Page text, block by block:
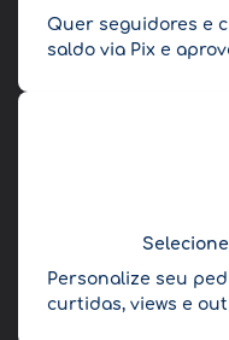
Quer seguidores e
saldo via Pix e
Personalize seu
curtidas, views e